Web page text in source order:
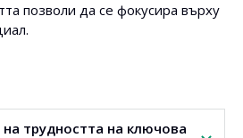
позволи да се фокусира върху
трудността на ключова